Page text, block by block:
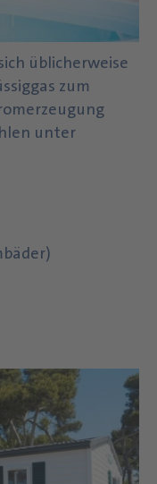
üblicherweise
zum
unter